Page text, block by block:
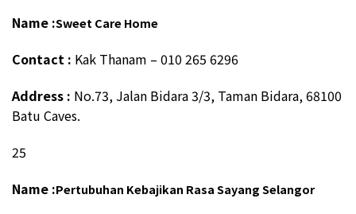
Name :Sweet Care Home
Contact : Kak Thanam – 010 265 6296
Address : No.73, Jalan Bidara 3/3, Taman Bidara, 68100
Batu Caves.
25
Name :Pertubuhan Kebajikan Rasa Sayang Selangor